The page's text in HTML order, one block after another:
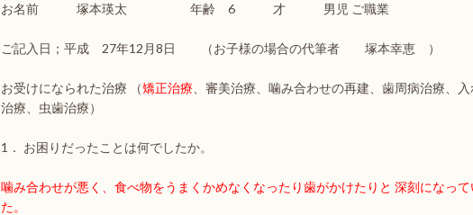
お名前 塚本瑛太 年齢 6 才 男児 ご職業
ご記入日；平成 27年12月8日 （お子様の場合の代筆者 塚本幸恵 ）
お受けになられた治療 （矯正治療 、審美治療、噛み合わせの再建、歯周病治療、
治療、虫歯治療）
1． お困りだったことは何でしたか。
噛み合わせが悪く、食べ物をうまくかめなくなったり歯がかけたりと 深刻になって
た。